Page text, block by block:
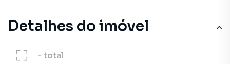
Detalhes do imóvel
- total